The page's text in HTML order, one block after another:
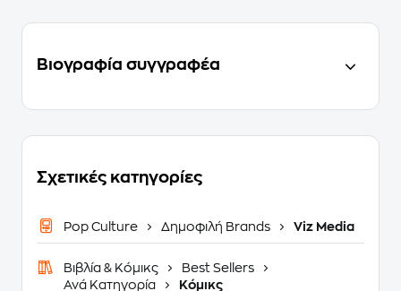
Βιογραφία συγγραφέα
Σχετικές κατηγορίες
Pop Culture Δημοφιλή Brands Viz Media
Βιβλία & Κόμικς
Best Sellers
Ανά Κατηγορία
Κόμικς